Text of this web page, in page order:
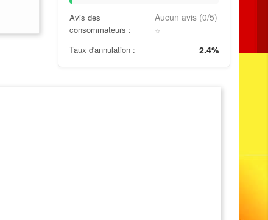
Avis des
consommateurs :
Aucun avis (0/5)
⭐
Taux d'annulation : 2.4%